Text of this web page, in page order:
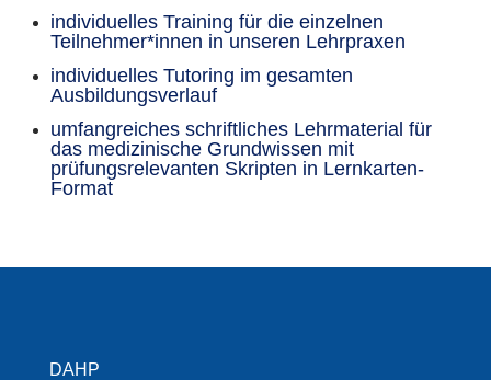
individuelles Training für die einzelnen
Teilnehmer*innen in unseren Lehrpraxen
individuelles Tutoring im gesamten
Ausbildungsverlauf
umfangreiches schriftliches Lehrmaterial für
das medizinische Grundwissen mit
prüfungsrelevanten Skripten in Lernkarten-
Format
DAHP